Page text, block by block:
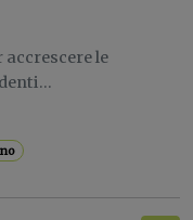
accrescere le